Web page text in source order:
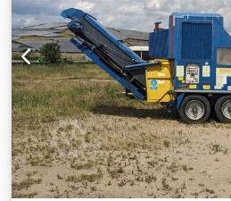
Kunststoffabfällen auf eine Größe
eingesetzt, wobei die
eine Größe von 5 x 5 mm
Zerkleinerungseinheit wird durch
in der Nähe gehalten; eine
Wartungsarbeiten erforderlich.
zwischen feststehenden und
einstellbarem Spalt. Cjdpfxezrvq
Asynchronmotor.